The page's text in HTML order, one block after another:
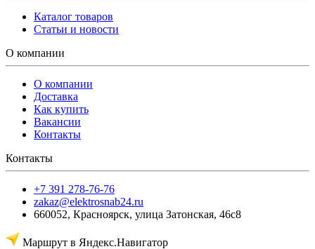
Каталог товаров
Статьи и новости
О компании
О компании
Доставка
Как купить
Вакансии
Контакты
Контакты
+7 391 278-76-76
zakaz@elektrosnab24.ru
660052, Красноярск, улица Затонская, 46с8
Маршрут в Яндекс.Навигатор